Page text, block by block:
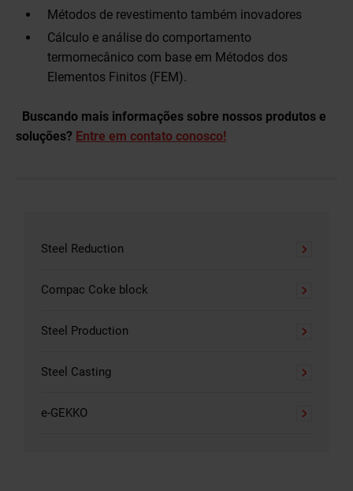
Steel Reduction
Compac Coke block
Steel Production
Steel Casting
e-GEKKO
Métodos de revestimento também inovadores
Cálculo e análise do comportamento
termomecânico com base em Métodos dos
Elementos Finitos (FEM).
Buscando mais informações sobre nossos produtos e
soluções? Entre em contato conosco!